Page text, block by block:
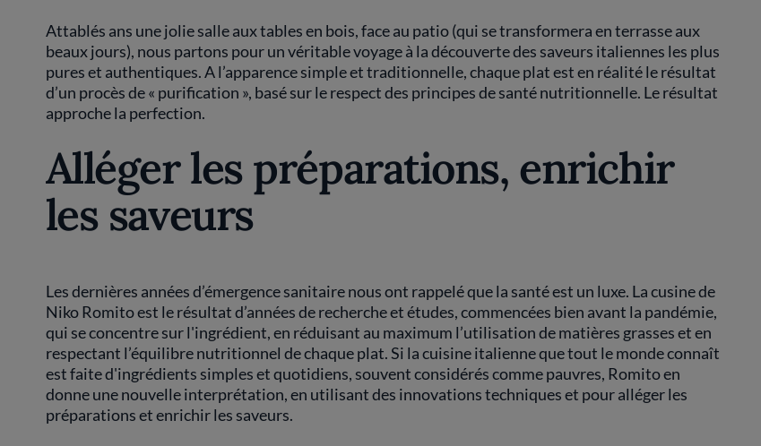
Attablés ans une jolie salle aux tables en bois, face au patio (qui se transformera en terrasse aux
beaux jours), nous partons pour un véritable voyage à la découverte des saveurs italiennes les plus
pures et authentiques. A l’apparence simple et traditionnelle, chaque plat est en réalité le résultat
d’un procès de « purification », basé sur le respect des principes de santé nutritionnelle. Le résultat
approche la perfection.
Alléger les préparations, enrichir
les saveurs
Les dernières années d’émergence sanitaire nous ont rappelé que la santé est un luxe. La cusine de
Niko Romito est le résultat d’années de recherche et études, commencées bien avant la pandémie,
qui se concentre sur l'ingrédient, en réduisant au maximum l’utilisation de matières grasses et en
respectant l’équilibre nutritionnel de chaque plat. Si la cuisine italienne que tout le monde connaît
est faite d'ingrédients simples et quotidiens, souvent considérés comme pauvres, Romito en
donne une nouvelle interprétation, en utilisant des innovations techniques et pour alléger les
préparations et enrichir les saveurs.